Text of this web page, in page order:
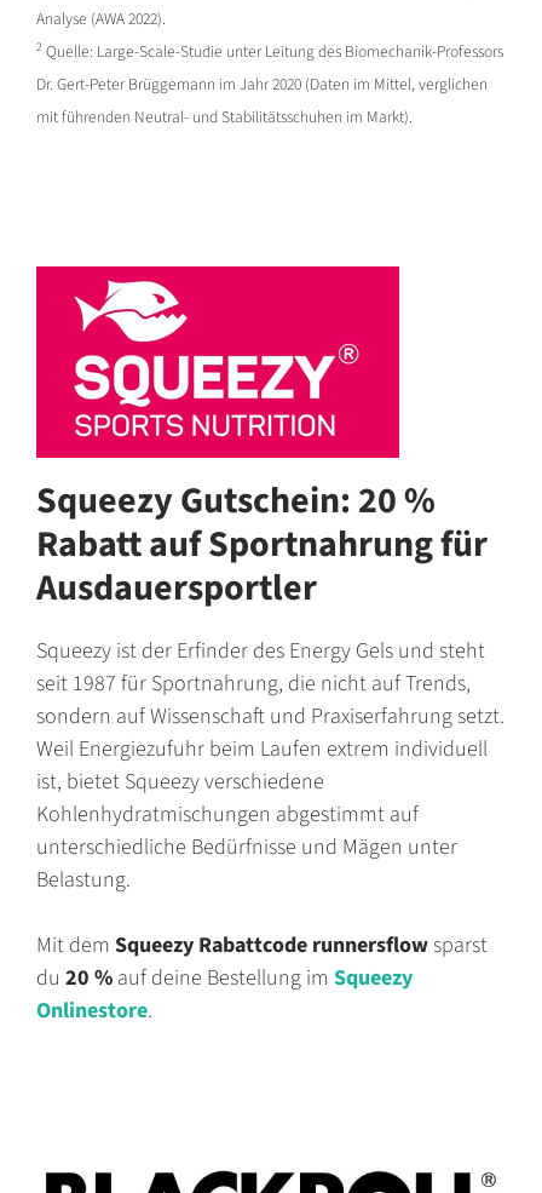
Analyse (AWA 2022).
2 Quelle: Large-Scale-Studie unter Leitung des Biomechanik-Professors
Dr. Gert-Peter Brüggemann im Jahr 2020 (Daten im Mittel, verglichen
mit führenden Neutral- und Stabilitätsschuhen im Markt).
Squeezy Gutschein: 20 %
Rabatt auf Sportnahrung für
Ausdauersportler
Squeezy ist der Erfinder des Energy Gels und steht
seit 1987 für Sportnahrung, die nicht auf Trends,
sondern auf Wissenschaft und Praxiserfahrung setzt.
Weil Energiezufuhr beim Laufen extrem individuell
ist, bietet Squeezy verschiedene
Kohlenhydratmischungen abgestimmt auf
unterschiedliche Bedürfnisse und Mägen unter
Belastung.
Mit dem Squeezy Rabattcode runnersflow sparst
du 20 % auf deine Bestellung im Squeezy
Onlinestore.